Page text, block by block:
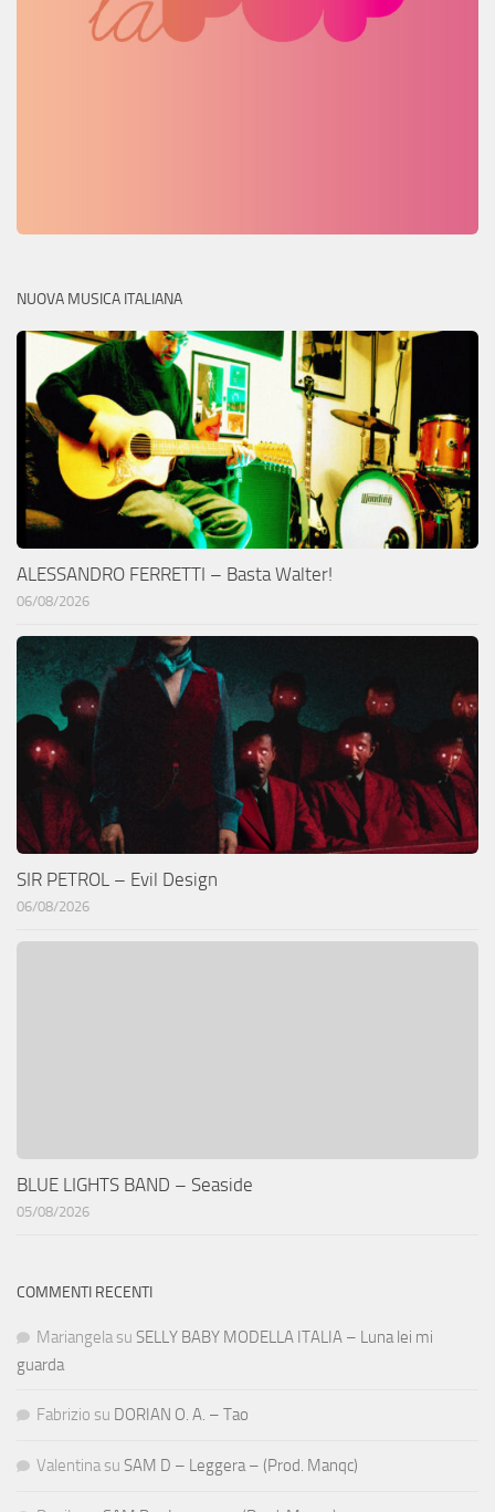
NUOVA MUSICA ITALIANA
ALESSANDRO FERRETTI – Basta Walter!
06/08/2026
SIR PETROL – Evil Design
06/08/2026
BLUE LIGHTS BAND – Seaside
05/08/2026
COMMENTI RECENTI
Mariangela su SELLY BABY MODELLA ITALIA – Luna lei mi
guarda
Fabrizio su DORIAN O. A. – Tao
Valentina su SAM D – Leggera – (Prod. Manqc)